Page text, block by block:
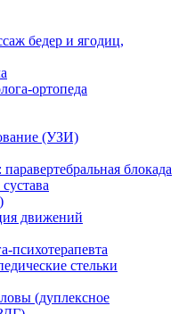
бедер и ягодиц,
ортопеда
(УЗИ)
блокада
движений
психотерапевта
стельки
(дуплексное